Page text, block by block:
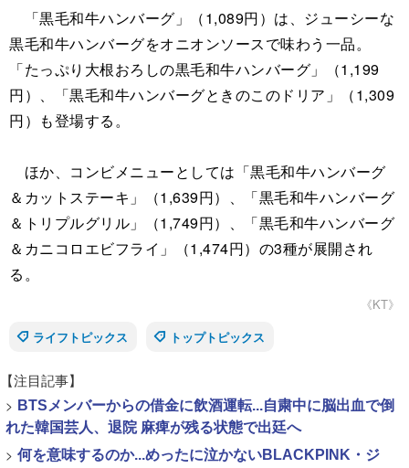
「黒毛和牛ハンバーグ」（1,089円）は、ジューシーな
黒毛和牛ハンバーグをオニオンソースで味わう一品。
「たっぷり大根おろしの黒毛和牛ハンバーグ」（1,199
円）、「黒毛和牛ハンバーグときのこのドリア」（1,309
円）も登場する。
ほか、コンビメニューとしては「黒毛和牛ハンバーグ
＆カットステーキ」（1,639円）、「黒毛和牛ハンバーグ
＆トリプルグリル」（1,749円）、「黒毛和牛ハンバーグ
＆カニコロエビフライ」（1,474円）の3種が展開され
る。
《KT》
ライフトピックス
トップトピックス
【注目記事】
> BTSメンバーからの借金に飲酒運転...自粛中に脳出血で倒
れた韓国芸人、退院 麻痺が残る状態で出廷へ
> 何を意味するのか...めったに泣かないBLACKPINK・ジ